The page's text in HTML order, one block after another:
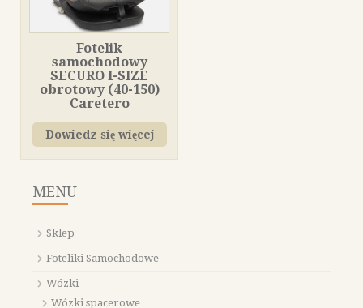
Fotelik
samochodowy
SECURO I-SIZE
obrotowy (40-150)
Caretero
Dowiedz się więcej
MENU
Sklep
Foteliki Samochodowe
Wózki
Wózki spacerowe